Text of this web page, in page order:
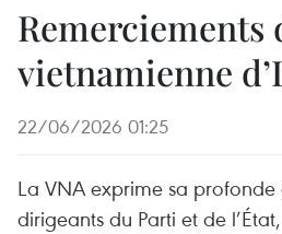
Remerciements
vietnamienne
22/06/2026 01:25
La VNA exprime sa
dirigeants du Parti et de